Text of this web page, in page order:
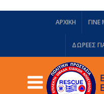
ΑΡΧΙΚΗ
ΔΩΡΕΈΣ